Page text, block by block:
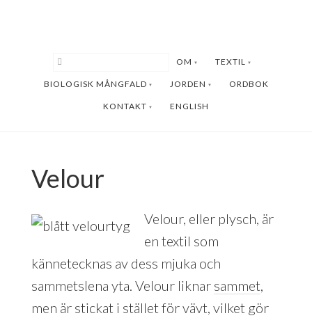
huvudinnehåll
OM TEXTIL
BIOLOGISK MÅNGFALD JORDEN ORDBOK
KONTAKT ENGLISH
Velour
Velour, eller plysch, är
en textil som
kännetecknas av dess mjuka och
sammetslena yta. Velour liknar sammet
men är stickat i stället för vävt, vilket gör